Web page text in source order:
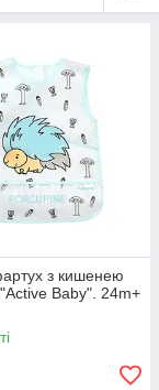
з кишенею
Baby". 24m+